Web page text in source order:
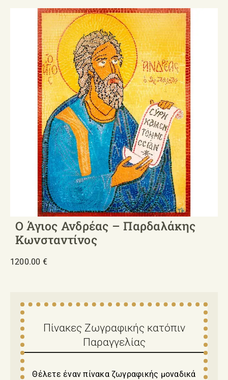
Ο Άγιος Ανδρέας – Παρδαλάκης
Κωνσταντίνος
1200.00 €
Πίνακες Ζωγραφικής κατόπιν
Παραγγελίας
Θέλετε έναν πίνακα ζωγραφικής μοναδικά